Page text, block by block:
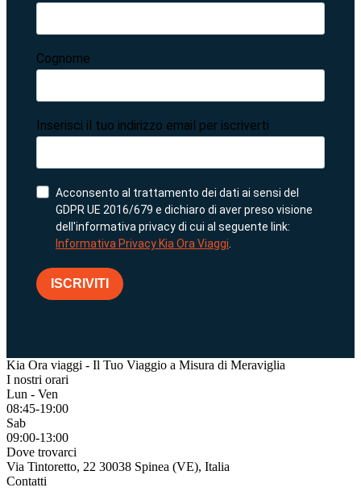
Cognome
Inserisci il tuo indirizzo email per iscriverti
Acconsento al trattamento dei dati ai sensi del
GDPR UE 2016/679 e dichiaro di aver preso visione
dell'informativa privacy di cui al seguente link:
Informativa Privacy Kia Ora Viaggi
ISCRIVITI
Kia Ora viaggi - Il Tuo Viaggio a Misura di Meraviglia
I nostri orari
Lun - Ven
08:45-19:00
Sab
09:00-13:00
Dove trovarci
Via Tintoretto, 22 30038 Spinea (VE), Italia
Contatti